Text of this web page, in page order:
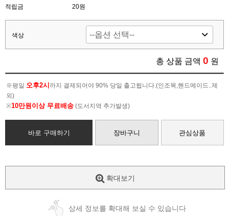
적립금 20원
색상
총 상품 금액 0 원
※평일 오후2시 까지 결제되어야 90% 당일 출고됩니다.(인조목,핸드메이드..제
외)
※10만원이상 무료배송 (도서지역 추가발생)
바로 구매하기 장바구니 관심상품
확대보기
상세 정보를 확대해 보실 수 있습니다